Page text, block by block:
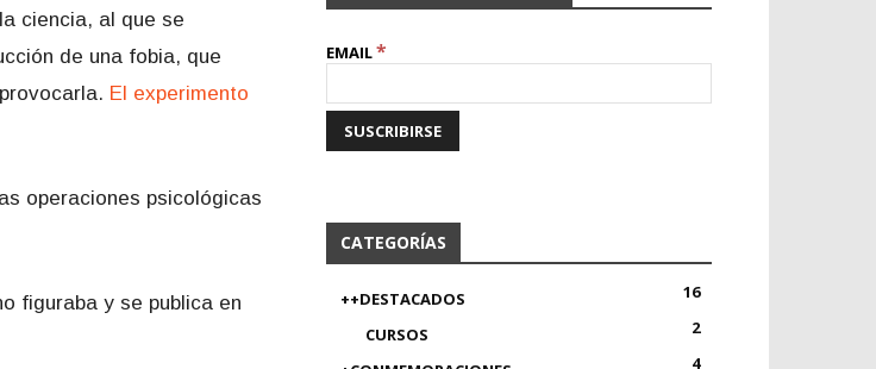
ciencia, al que se
de una fobia, que
El experimento
operaciones psicológicas
figuraba y se publica en
EMAIL*
CATEGORÍAS
++DESTACADOS
16
CURSOS
2
4